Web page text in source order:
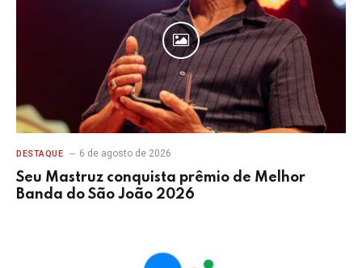
DESTAQUE 6 de agosto de 2026
Seu Mastruz conquista prêmio de Melhor
Banda do São João 2026